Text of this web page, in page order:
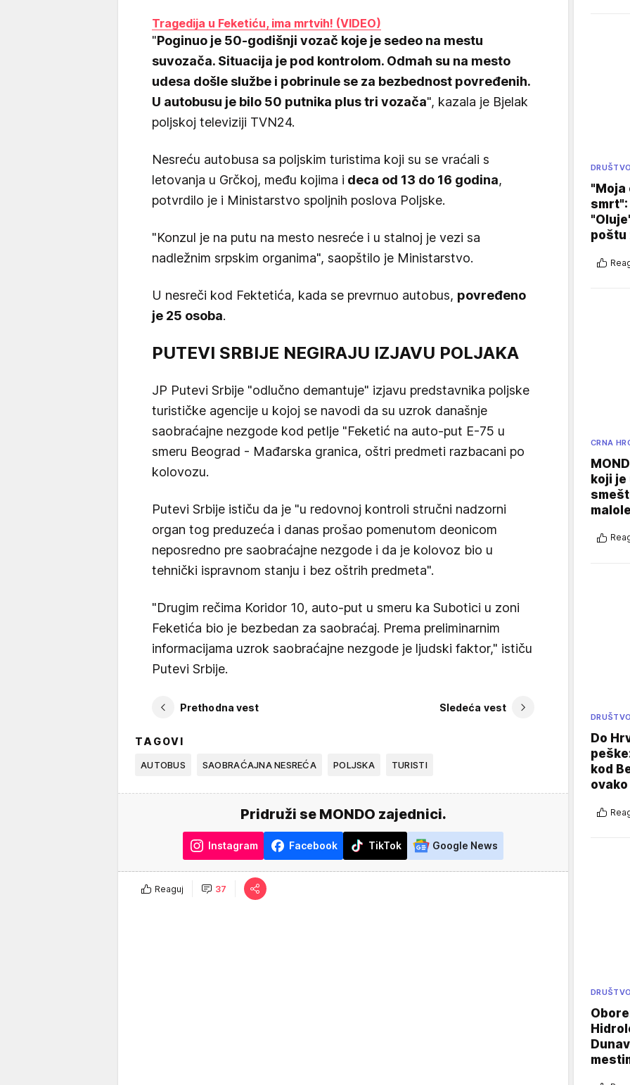
Tragedija u Feketiću, ima mrtvih! (VIDEO)
"Poginuo je 50-godišnji vozač koje je sedeo na mestu
suvozača. Situacija je pod kontrolom. Odmah su na mesto
udesa došle službe i pobrinule se za bezbednost povređenih.
U autobusu je bilo 50 putnika plus tri vozača", kazala je Bjelak
poljskoj televiziji TVN24.
Nesreću autobusa sa poljskim turistima koji su se vraćali s
letovanja u Grčkoj, među kojima i deca od 13 do 16 godina,
potvrdilo je i Ministarstvo spoljnih poslova Poljske.
"Konzul je na putu na mesto nesreće i u stalnoj je vezi sa
nadležnim srpskim organima", saopštilo je Ministarstvo.
U nesreči kod Fektetića, kada se prevrnuo autobus, povređeno
je 25 osoba.
PUTEVI SRBIJE NEGIRAJU IZJAVU POLJAKA
JP Putevi Srbije "odlučno demantuje" izjavu predstavnika poljske
turističke agencije u kojoj se navodi da su uzrok današnje
saobraćajne nezgode kod petlje "Feketić na auto-put E-75 u
smeru Beograd - Mađarska granica, oštri predmeti razbacani po
kolovozu.
Putevi Srbije ističu da je "u redovnoj kontroli stručni nadzorni
organ tog preduzeća i danas prošao pomenutom deonicom
neposredno pre saobraćajne nezgode i da je kolovoz bio u
tehnički ispravnom stanju i bez oštrih predmeta".
"Drugim rečima Koridor 10, auto-put u smeru ka Subotici u zoni
Feketića bio je bezbedan za saobraćaj. Prema preliminarnim
informacijama uzrok saobraćajne nezgode je ljudski faktor," ističu
Putevi Srbije.
Prethodna vest Sledeća vest
TAGOVI
AUTOBUS SAOBRAĆAJNA NESREĆA POLJSKA TURISTI
Pridruži se MONDO zajednici.
Instagram Facebook TikTok Google News
Reaguj 37
DRUŠTVO
"Moja
poštu
CRNA
koji je
DRUŠTVO
Do
kod
DRUŠTVO